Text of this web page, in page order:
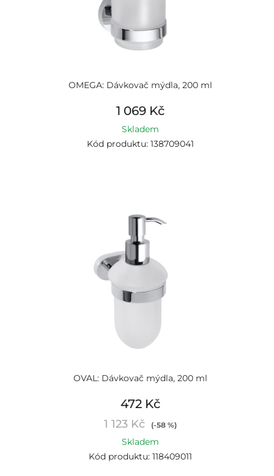
OMEGA: Dávkovač mýdla, 200 ml
1 069 Kč
Skladem
Kód produktu: 138709041
OVAL: Dávkovač mýdla, 200 ml
472 Kč
1 123 Kč (-58 %)
Skladem
Kód produktu: 118409011